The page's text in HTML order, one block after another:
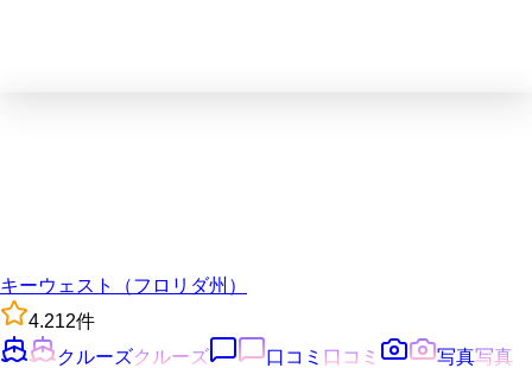
キーウェスト（フロリダ州）
4.212件
クルーズクルーズ 口コミ 口コミ 写真写真